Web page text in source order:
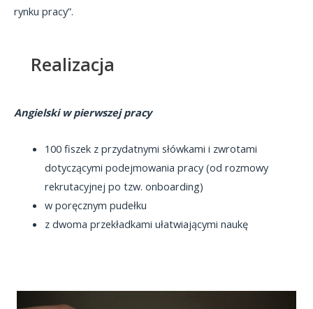
rynku pracy”.
Realizacja
Angielski w pierwszej pracy
100 fiszek z przydatnymi słówkami i zwrotami
dotyczącymi podejmowania pracy (od rozmowy
rekrutacyjnej po tzw. onboarding)
w poręcznym pudełku
z dwoma przekładkami ułatwiającymi naukę